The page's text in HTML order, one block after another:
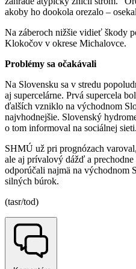
akoby ho dookola orezalo –
Na záberoch nižšie vidieť škody
Klokočov v okrese Michalovce.
Problémy sa očakávali
Na Slovensku sa v stredu
aj supercelárne. Prvá supercela
ďalších vzniklo na východnom
najvhodnejšie. Slovenský
o tom informoval na sociálnej sieti.
SHMÚ už pri prognózach
ale aj prívalový dážď a
odporúčali najmä na východnom
silných búrok.
(tasr/tod)